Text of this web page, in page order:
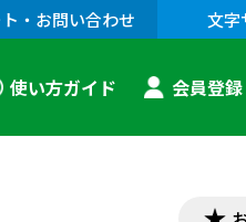
・お問い合わせ 文字
使い方ガイド 会員登録